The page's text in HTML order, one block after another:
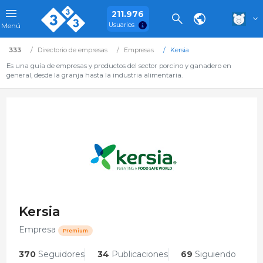
Menú
211.976
Usuarios
333 Directorio de empresas Empresas
Kersia
Es una guía de empresas y productos del sector porcino y ganadero en
general, desde la granja hasta la industria alimentaria.
Kersia
Empresa Premium
370Seguidores 34 Publicaciones 69 Siguiendo